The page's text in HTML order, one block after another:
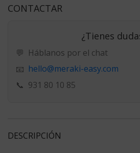
CONTACTAR
¿Tienes
💬 Háblanos por el chat
📧 hello@meraki-easy.com
📞 931 80 10 85
DESCRIPCIÓN